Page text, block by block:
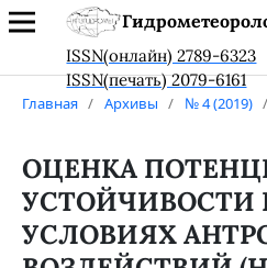
ISSN(онлайн) 2789-6323
ISSN(печать) 2079-6161
Главная / Архивы / № 4 (2019) /
ОЦЕНКА
УСТОЙЧИВОСТИ
УСЛОВИЯХ